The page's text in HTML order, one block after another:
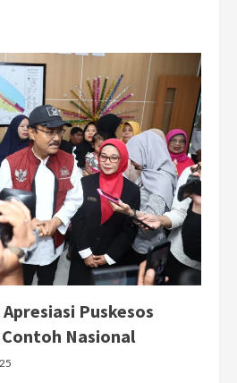
Puskesos
Nasional